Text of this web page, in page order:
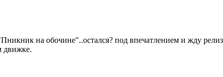
на обочине"..остался? под впечатлением и жду
движке.